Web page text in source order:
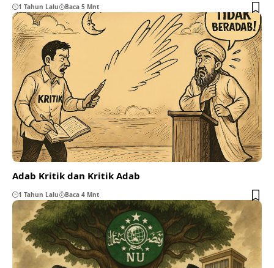
1 Tahun Lalu Baca 5 Mnt
Adab Kritik dan Kritik Adab
1 Tahun Lalu Baca 4 Mnt